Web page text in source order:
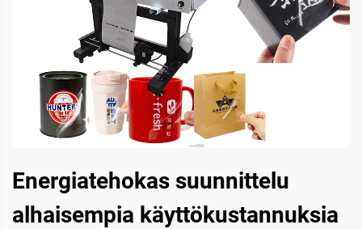
Energiatehokas suunnittelu
alhaisempia käyttökustannuksia